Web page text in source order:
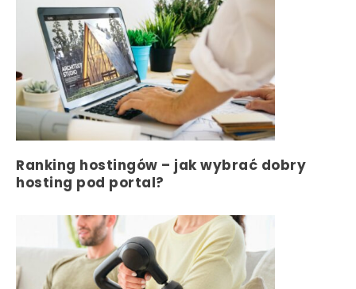
Ranking hostingów – jak wybrać dobry
hosting pod portal?